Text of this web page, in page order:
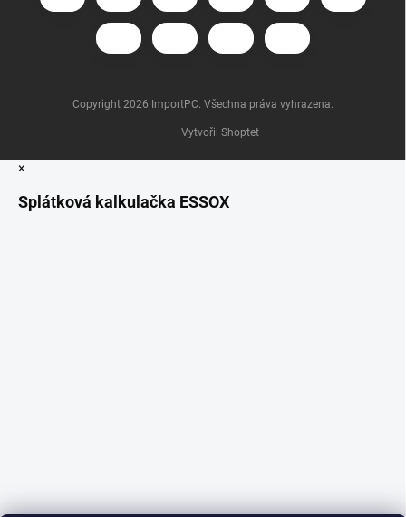
Vytvořil Shoptet
Copyright 2026 ImportPC. Všechna práva vyhrazena.
×
Splátková kalkulačka ESSOX